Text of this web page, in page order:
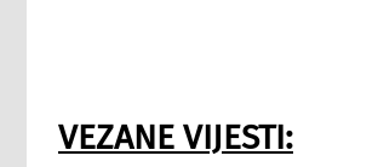
VEZANE VIJESTI: